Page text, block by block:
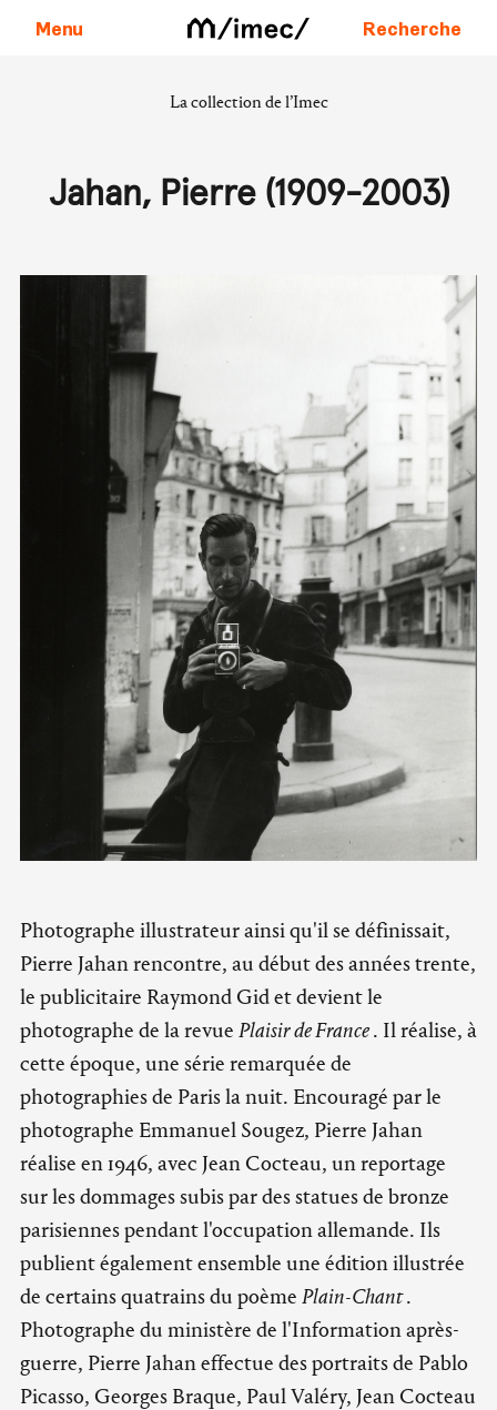
Menu Recherche
La collection de l’Imec
Jahan, Pierre (1909-2003)
Photographe illustrateur ainsi qu'il se définissait,
Pierre Jahan rencontre, au début des années trente,
le publicitaire Raymond Gid et devient le
photographe de la revue Plaisir de France. Il réalise, à
cette époque, une série remarquée de
photographies de Paris la nuit. Encouragé par le
photographe Emmanuel Sougez, Pierre Jahan
réalise en 1946, avec Jean Cocteau, un reportage
sur les dommages subis par des statues de bronze
parisiennes pendant l'occupation allemande. Ils
publient également ensemble une édition illustrée
de certains quatrains du poème Plain-Chant.
Photographe du ministère de l'Information après-
guerre, Pierre Jahan effectue des portraits de Pablo
Picasso, Georges Braque, Paul Valéry, Jean Cocteau